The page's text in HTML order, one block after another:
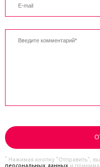
* Нажимая кнопку "Отправить", вы
персональных данных и